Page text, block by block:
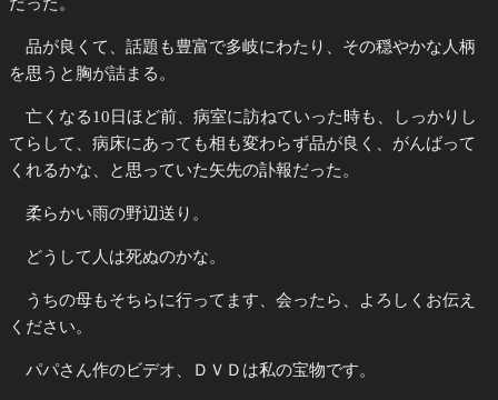
だった。
品が良くて、話題も豊富で多岐にわたり、その穏やかな人柄
を思うと胸が詰まる。
亡くなる10日ほど前、病室に訪ねていった時も、しっかりし
てらして、病床にあっても相も変わらず品が良く、がんばって
くれるかな、と思っていた矢先の訃報だった。
柔らかい雨の野辺送り。
どうして人は死ぬのかな。
うちの母もそちらに行ってます、会ったら、よろしくお伝え
ください。
パパさん作のビデオ、ＤＶＤは私の宝物です。